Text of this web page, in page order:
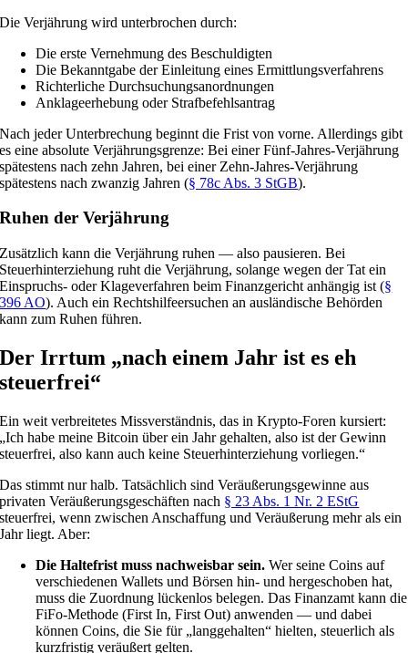
Die Verjährung wird unterbrochen durch:
Die erste Vernehmung des Beschuldigten
Die Bekanntgabe der Einleitung eines Ermittlungsverfahrens
Richterliche Durchsuchungsanordnungen
Anklageerhebung oder Strafbefehlsantrag
Nach jeder Unterbrechung beginnt die Frist von vorne. Allerdings gibt
es eine absolute Verjährungsgrenze: Bei einer Fünf-Jahres-Verjährung
spätestens nach zehn Jahren, bei einer Zehn-Jahres-Verjährung
spätestens nach zwanzig Jahren (§ 78c Abs. 3 StGB).
Ruhen der Verjährung
Zusätzlich kann die Verjährung ruhen — also pausieren. Bei
Steuerhinterziehung ruht die Verjährung, solange wegen der Tat ein
Einspruchs- oder Klageverfahren beim Finanzgericht anhängig ist (§
396 AO). Auch ein Rechtshilfeersuchen an ausländische Behörden
kann zum Ruhen führen.
Der Irrtum „nach einem Jahr ist es eh
steuerfrei“
Ein weit verbreitetes Missverständnis, das in Krypto-Foren kursiert:
„Ich habe meine Bitcoin über ein Jahr gehalten, also ist der Gewinn
steuerfrei, also kann auch keine Steuerhinterziehung vorliegen.“
Das stimmt nur halb. Tatsächlich sind Veräußerungsgewinne aus
privaten Veräußerungsgeschäften nach § 23 Abs. 1 Nr. 2 EStG
steuerfrei, wenn zwischen Anschaffung und Veräußerung mehr als ein
Jahr liegt. Aber:
Die Haltefrist muss nachweisbar sein. Wer seine Coins auf
verschiedenen Wallets und Börsen hin- und hergeschoben hat,
muss die Zuordnung lückenlos belegen. Das Finanzamt kann die
FiFo-Methode (First In, First Out) anwenden — und dabei
können Coins, die Sie für „langgehalten“ hielten, steuerlich als
kurzfristig veräußert gelten.